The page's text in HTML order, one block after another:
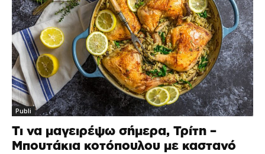
Publi
Τι να μαγειρέψω σήμερα, Τρίτη –
Μπουτάκια κοτόπουλου με καστανό